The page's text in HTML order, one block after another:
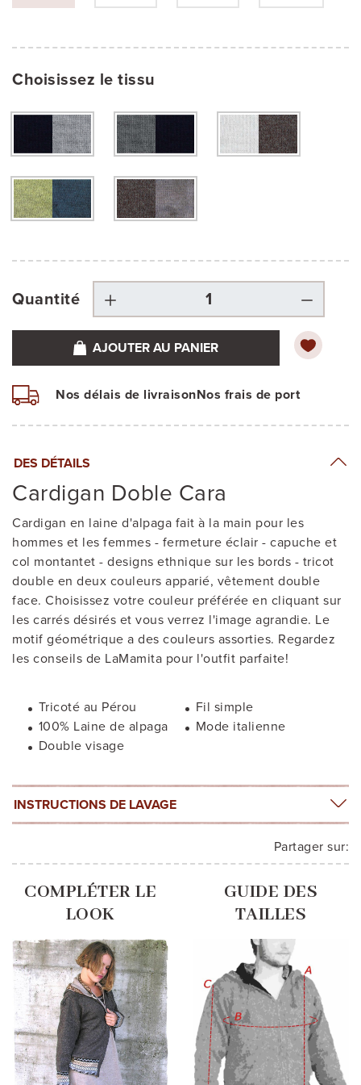
Choisissez le tissu
Quantité
AJOUTER AU PANIER
Nos délais de livraisonNos frais de port
DES DÉTAILS
Cardigan Doble Cara
Cardigan en laine d'alpaga fait à la main pour les
hommes et les femmes - fermeture éclair - capuche et
col montantet - designs ethnique sur les bords - tricot
double en deux couleurs apparié, vêtement double
face. Choisissez votre couleur préférée en cliquant sur
les carrés désirés et vous verrez l'image agrandie. Le
motif géométrique a des couleurs assorties. Regardez
les conseils de LaMamita pour l'outfit parfaite!
Tricoté au Pérou
Fil simple
100% Laine de alpaga
Mode italienne
Double visage
INSTRUCTIONS DE LAVAGE
Partager sur:
COMPLÉTER LE
LOOK
GUIDE DES
TAILLES